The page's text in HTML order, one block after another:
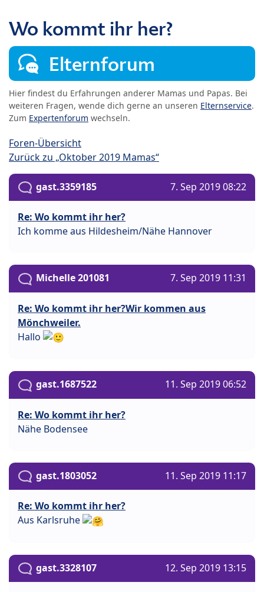
Wo kommt ihr her?
Elternforum
Hier findest du Erfahrungen anderer Mamas und Papas. Bei
weiteren Fragen, wende dich gerne an unseren Elternservice.
Zum Expertenforum wechseln.
Foren-Übersicht
Zurück zu „Oktober 2019 Mamas“
gast.3359185 7. Sep 2019 08:22
Re: Wo kommt ihr her?
Ich komme aus Hildesheim/Nähe Hannover
Michelle 201081 7. Sep 2019 11:31
Re: Wo kommt ihr her?Wir kommen aus
Mönchweiler.
Hallo
gast.1687522 11. Sep 2019 06:52
Re: Wo kommt ihr her?
Nähe Bodensee
gast.1803052 11. Sep 2019 11:17
Re: Wo kommt ihr her?
Aus Karlsruhe
gast.3328107 12. Sep 2019 13:15